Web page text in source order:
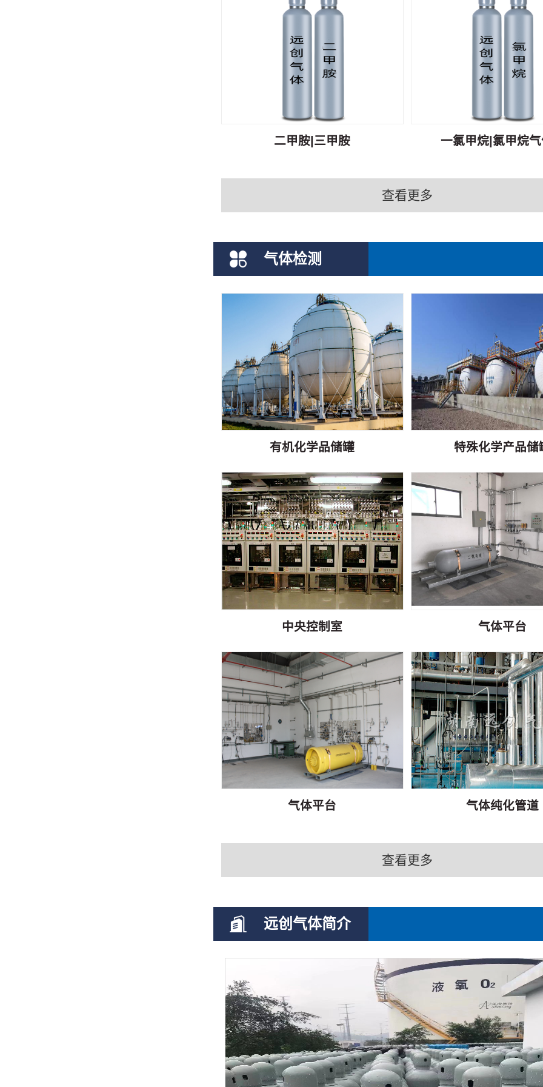
二甲胺|三甲胺 一氯甲烷|氯甲烷
查看更多
气体检测
有机化学品储罐 特殊化学产品储
中央控制室 气体平台
气体平台 气体纯化管道
查看更多
远创气体简介